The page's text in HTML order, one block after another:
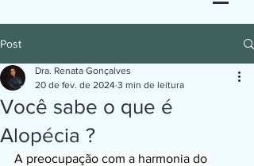
Post
Você sabe o que é
Alopécia ?
Dra. Renata Gonçalves
20 de fev. de 2024 3 min de leitura
A preocupação com a harmonia do